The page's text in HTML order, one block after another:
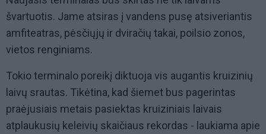
švartuotis. Jame atsiras į vandens pusę atsiveriantis
amfiteatras, pėsčiųjų ir dviračių takai, poilsio zonos,
vietos renginiams.
Tokio terminalo poreikį diktuoja vis augantis kruizinių
laivų srautas. Tikėtina, kad šiemet bus pagerintas
praėjusiais metais pasiektas kruiziniais laivais
atplaukusių keleivių skaičiaus rekordas - laukiama apie